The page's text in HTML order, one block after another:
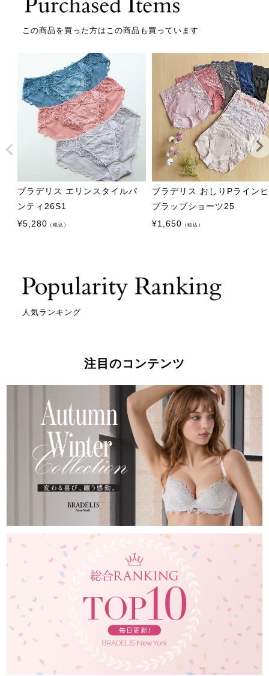
この商品を買った方はこの商品も買っています
ブラデリス エリンスタイルパ
ンティ26S1
¥5,280 （税込）
ブラデリス おしりPライン
プラップショーツ25
¥1,650 （税込）
人気ランキング
注目のコンテンツ